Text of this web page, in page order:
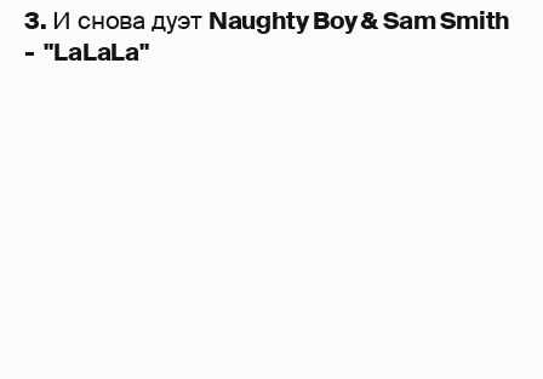
3. И снова дуэт Naughty Boy & Sam Smith
- "LaLaLa"